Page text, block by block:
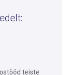
teiste